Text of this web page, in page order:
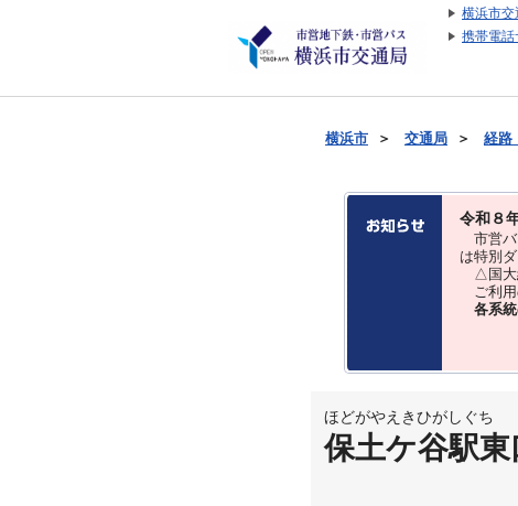
横浜市交
携帯電
横浜市 ＞ 交通局 ＞ 経路
令和８
市営バ
は特別
△国大
ご利用
各系
ほどがやえきひがしぐち
保土ケ谷駅